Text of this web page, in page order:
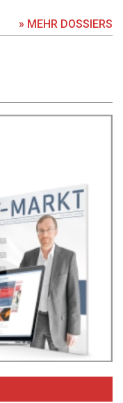
» MEHR DOSSIERS